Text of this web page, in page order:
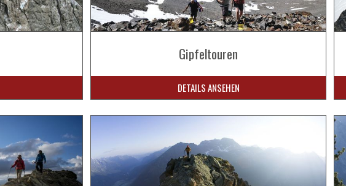
Gipfeltouren
DETAILS ANSEHEN